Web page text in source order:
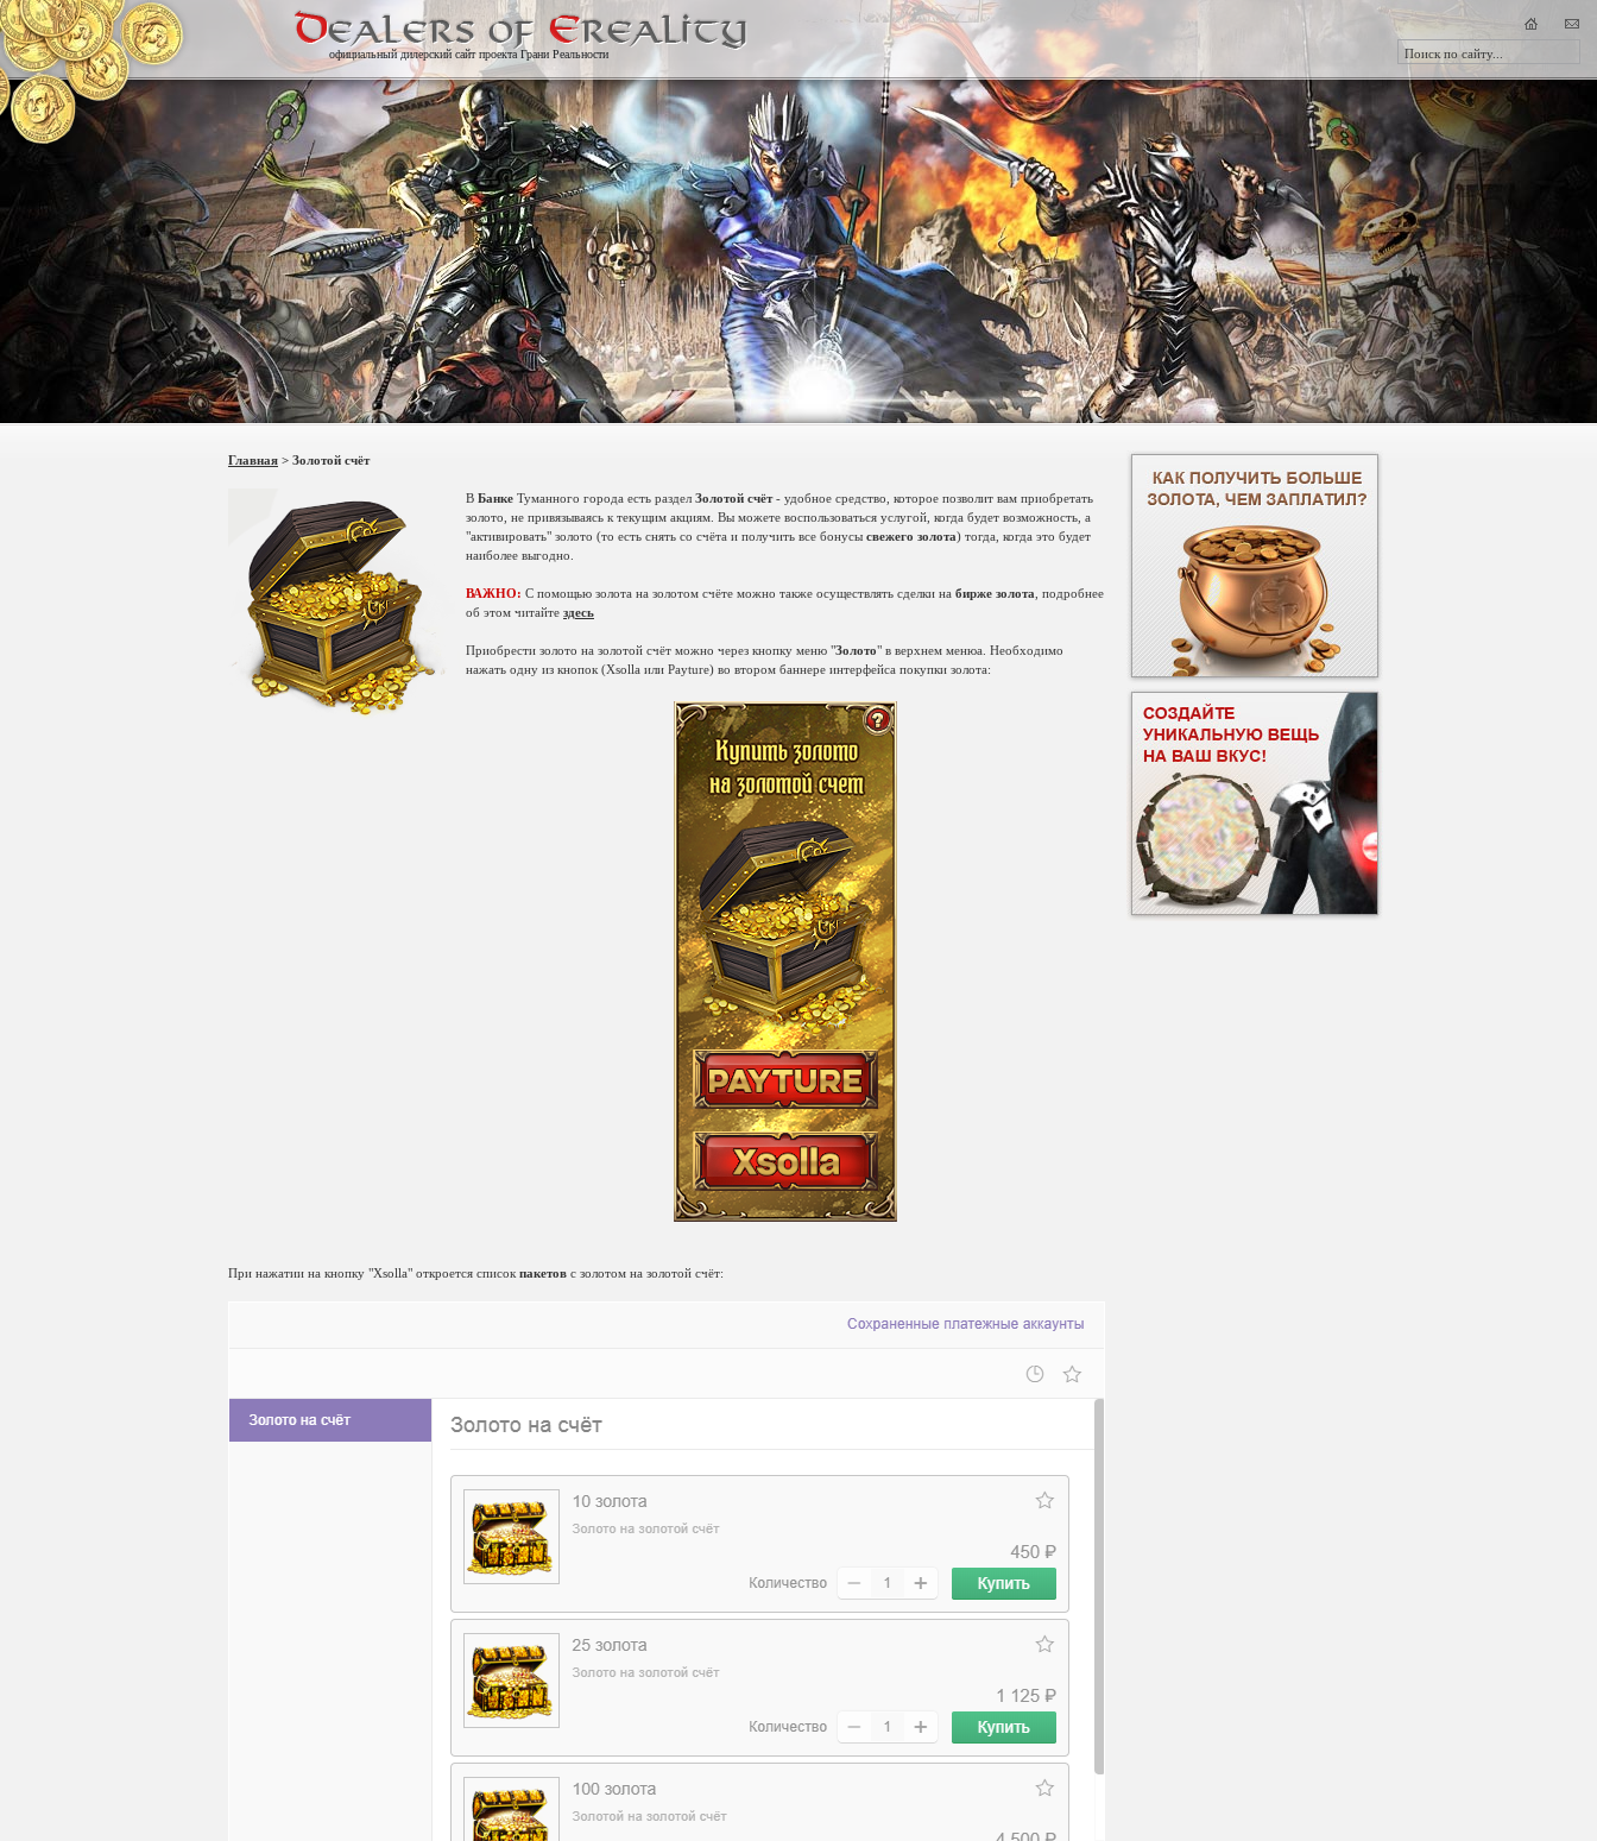
официальный дилерский сайт проекта Грани Реальности
Главная > Золотой счёт
В Банке Туманного города есть раздел Золотой счёт- удобное средство, которое позволит вам приобретать
золото, не привязываясь к текущим акциям. Вы можете воспользоваться услугой, когда будет возможность, а
"активировать" золото (то есть снять со счёта и получить все бонусы свежего золота) тогда, когда это будет
наиболее выгодно.
ВАЖНО: С помощью золота на золотом счёте можно также осуществлять сделки на бирже золота , подробнее
об этом читайте здесь
Приобрести золото на золотой счёт можно через кнопку меню "Золото" в верхнем менюа. Необходимо
нажать одну из кнопок (Xsolla или Payture) во втором баннере интерфейса покупки золота:
При нажатии на кнопку "Xsolla" откроется список пакетов с золотом на золотой счёт: